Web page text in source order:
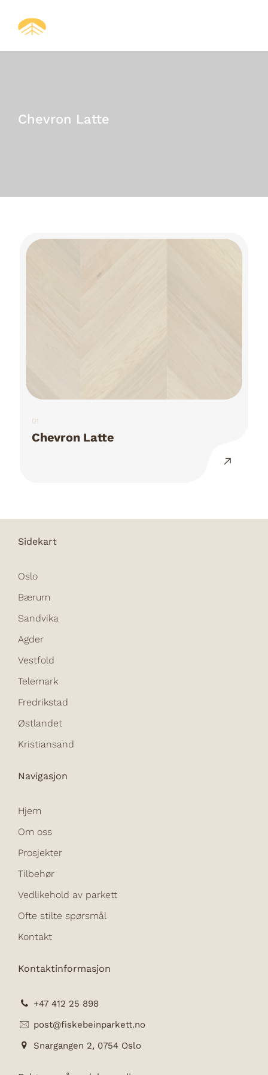
content
Chevron Latte
01
Chevron Latte
Sidekart
Oslo
Bærum
Sandvika
Agder
Vestfold
Telemark
Fredrikstad
Østlandet
Kristiansand
Navigasjon
Hjem
Om oss
Prosjekter
Tilbehør
Vedlikehold av parkett
Ofte stilte spørsmål
Kontakt
Kontaktinformasjon
+47 412 25 898
post@fiskebeinparkett.no
Snargangen 2, 0754 Oslo